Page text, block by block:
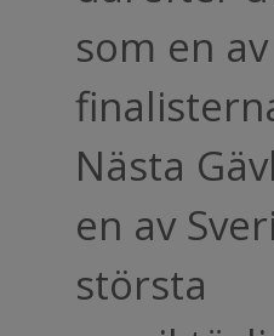
som en av
Nästa
en av
största